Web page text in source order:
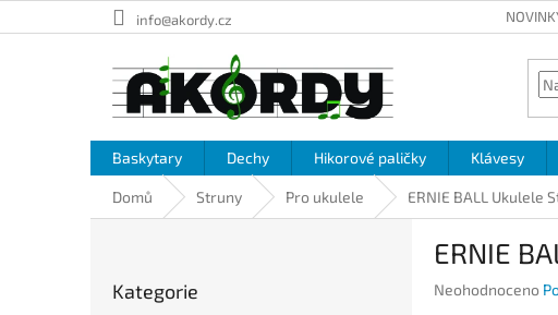
na
info@akordy.cz
Baskytary Dechy Hikorové paličky Klávesy
Domů Struny Pro ukulele ERNIE BALL Ukulele
kategorie
Kategorie
ERNIE
Průměrné
Neohodnoceno